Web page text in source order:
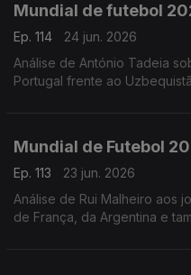
Mundial de futebol
Ep. 114
24 jun. 2026
Análise de António Tadeia
Portugal frente ao
Mundial de Futebol
Ep. 113
23 jun. 2026
Análise de Rui Malheiro aos
de França, da Argentina e